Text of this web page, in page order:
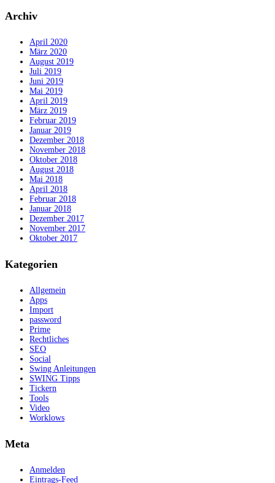
Archiv
April 2020
März 2020
August 2019
Juli 2019
Juni 2019
Mai 2019
April 2019
März 2019
Februar 2019
Januar 2019
Dezember 2018
November 2018
Oktober 2018
August 2018
Mai 2018
April 2018
Februar 2018
Januar 2018
Dezember 2017
November 2017
Oktober 2017
Kategorien
Allgemein
Apps
Import
password
Prime
Rechtliches
SEO
Social
Swing Anleitungen
SWING Tipps
Tickern
Tools
Video
Worklows
Meta
Anmelden
Eintrags-Feed